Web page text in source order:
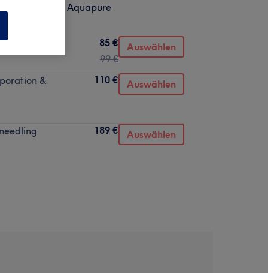
Hydratation Aquapure
85 €
99 €
Auswählen
& 110 € Auswählen
189 € Auswählen